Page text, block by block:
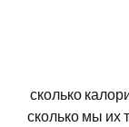
сколько мы их